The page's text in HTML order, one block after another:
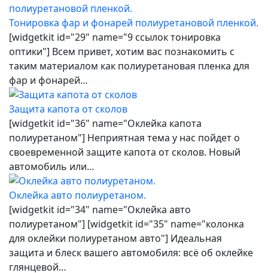
Тонировка фар и фонарей полиуретановой пленкой.
[widgetkit id="29" name="9 ссылок тонировка
оптики"] Всем привет, хотим вас познакомить с
таким материалом как полиуретановая пленка для
фар и фонарей…
Защита капота от сколов
[widgetkit id="36" name="Оклейка капота
полиуретаном"] Неприятная тема у нас пойдет о
своевременной защите капота от сколов. Новый
автомобиль или…
Оклейка авто полиуретаном.
[widgetkit id="34" name="Оклейка авто
полиуретаном"] [widgetkit id="35" name="колонка
для оклейки полиуретаном авто"] Идеальная
защита и блеск вашего автомобиля: всё об оклейке
глянцевой…